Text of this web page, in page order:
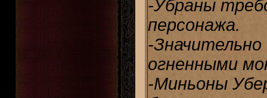
-Убраны
персонажа.
-
огненными
-Миньоны